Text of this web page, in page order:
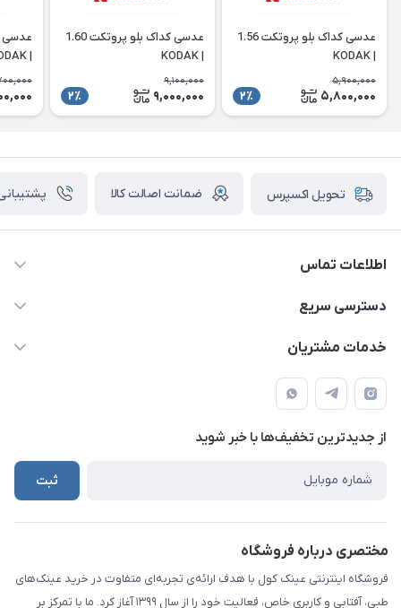
عدسی کداک بلو پروتکت 1.56
| KODAK
5,900,000
5,800,000 2٪
عدسی کداک بلو پروتکت 1.60
| KODAK
9,100,000
9,000,000 2٪
| KODAK
تحویل اکسپرس ضمانت اصالت کالا پشتیبانی ۲۴
اطلاعات تماس
09924035290
تهران - شهریار (فروش حضوری نداریم)
دسترسی سریع
حساب کاربری
درباره ما
تماس با ما
خدمات مشتریان
قوانین و مقررات
حریم شخصی کاربران
راهنما
از جدید‌ترین تخفیف‌ها با‌ خبر شوید
ثبت
مختصری درباره فروشگاه
فروشگاه اینترنتی عینک کول با هدف ارائه‌ی تجربه‌ای متفاوت در خرید عینک‌های
طبی، آفتابی و کاربری خاص، فعالیت خود را از سال ۱۳۹۹ آغاز کرد. ما با تمرکز بر